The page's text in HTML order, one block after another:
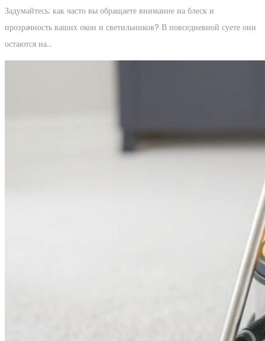
Задумайтесь: как часто вы обращаете внимание на блеск и
прозрачность ваших окон и светильников? В повседневной суете они
остаются на…